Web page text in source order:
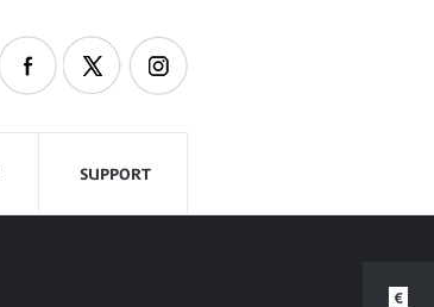
SUPPORT